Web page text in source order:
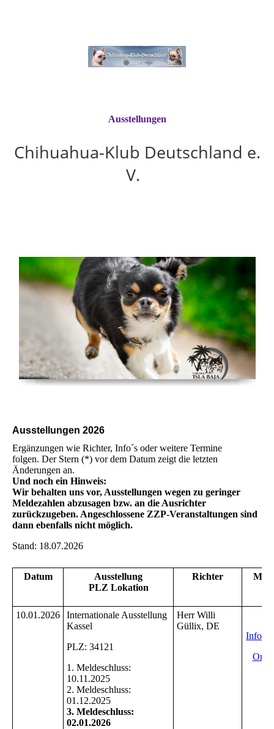
Chihuahua-Klub Deutschland e.
V.
Ausstellungen
Ausstellungen 2026
Ergänzungen wie Richter, Info´s oder weitere Termine
folgen. Der Stern (*) vor dem Datum zeigt die letzten
Änderungen an.
Und noch ein Hinweis:
Wir behalten uns vor, Ausstellungen wegen zu geringer
Meldezahlen abzusagen bzw. an die Ausrichter
zurückzugeben. Angeschlossene ZZP-Veranstaltungen sind
dann ebenfalls nicht möglich.
Stand: 18.07.2026
Datum
Ausstellung
PLZ Lokation
Richter
10.01.2026
Internationale Ausstellung
Kassel
PLZ: 34121
1. Meldeschluss:
10.11.2025
2. Meldeschluss:
01.12.2025
3. Meldeschluss:
02.01.2026
Herr Willi
Güllix, DE
Info